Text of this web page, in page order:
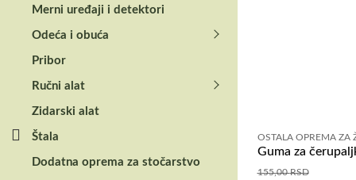
OSTALA OPREMA ZA
Guma za
155,00RSD
Merni uređaji i detektori
Odeća i obuća
Pribor
Ručni alat
Zidarski alat
Štala
Dodatna oprema za stočarstvo